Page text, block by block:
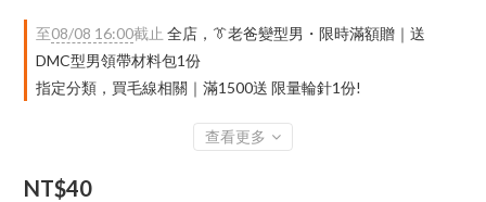
至08/08 16:00截止 全店，👔老爸變型男・限時滿額贈｜送
DMC型男領帶材料包1份
指定分類，買毛線相關｜滿1500送 限量輪針1份!
查看更多
NT$40